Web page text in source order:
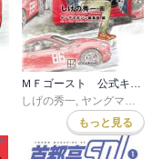
しげの秀一 ヤングマガジン編集部
もっと見る